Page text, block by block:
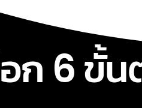
ก 6 ขั้